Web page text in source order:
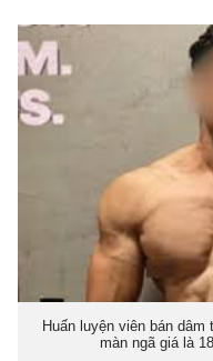
Huấn luyện viên bán
màn ngã giá là